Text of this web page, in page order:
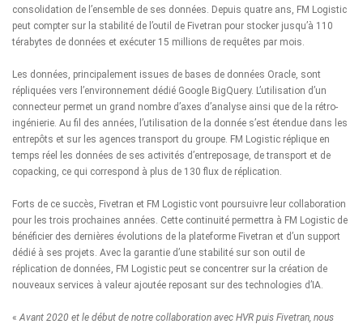
consolidation de l’ensemble de ses données. Depuis quatre ans, FM Logistic
peut compter sur la stabilité de l’outil de Fivetran pour stocker jusqu’à 110
térabytes de données et exécuter 15 millions de requêtes par mois.
Les données, principalement issues de bases de données Oracle, sont
répliquées vers l’environnement dédié Google BigQuery. L’utilisation d’un
connecteur permet un grand nombre d’axes d’analyse ainsi que de la rétro-
ingénierie. Au fil des années, l’utilisation de la donnée s’est étendue dans les
entrepôts et sur les agences transport du groupe. FM Logistic réplique en
temps réel les données de ses activités d’entreposage, de transport et de
copacking, ce qui correspond à plus de 130 flux de réplication.
Forts de ce succès, Fivetran et FM Logistic vont poursuivre leur collaboration
pour les trois prochaines années. Cette continuité permettra à FM Logistic de
bénéficier des dernières évolutions de la plateforme Fivetran et d’un support
dédié à ses projets. Avec la garantie d’une stabilité sur son outil de
réplication de données, FM Logistic peut se concentrer sur la création de
nouveaux services à valeur ajoutée reposant sur des technologies d’IA.
« Avant 2020 et le début de notre collaboration avec HVR puis Fivetran, nous